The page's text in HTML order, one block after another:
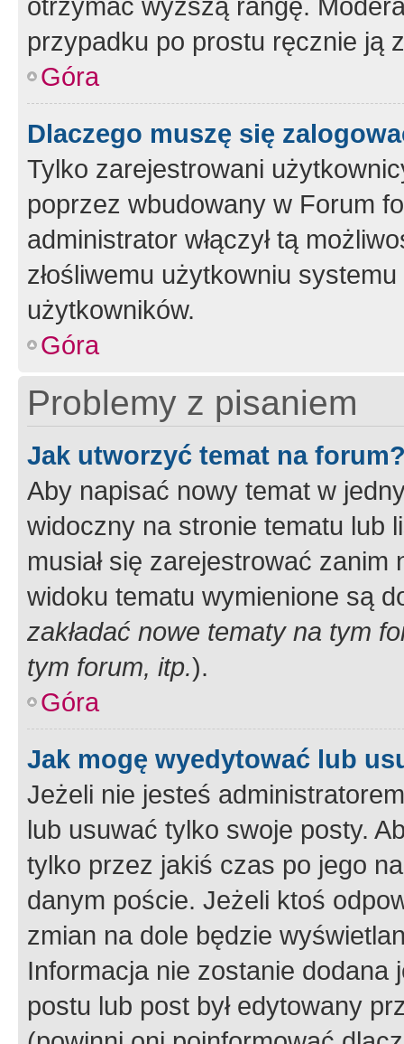
przypadku po prostu ręcznie ją
Góra
Dlaczego muszę się
Tylko zarejestrowani
poprzez wbudowany w Forum
administrator włączył tą
złośliwemu użytkowniu
użytkowników.
Góra
Problemy z pisaniem
Jak utworzyć temat na
Aby napisać nowy temat w
widoczny na stronie tematu lub
musiał się zarejestrować
widoku tematu wymienione są
zakładać nowe tematy na tym
tym forum, itp.).
Góra
Jak mogę wyedytować lub
Jeżeli nie jesteś
lub usuwać tylko swoje posty.
tylko przez jakiś czas po jego
danym poście. Jeżeli ktoś
zmian na dole będzie
Informacja nie zostanie dodana
postu lub post był edytowany